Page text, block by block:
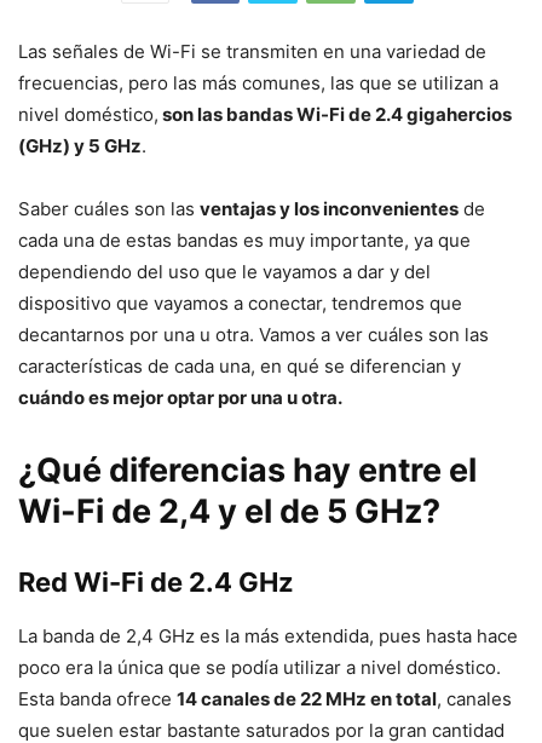
Las señales de Wi-Fi se transmiten en una variedad de
frecuencias, pero las más comunes, las que se utilizan a
nivel doméstico, son las bandas Wi-Fi de 2.4 gigahercios
(GHz) y 5 GHz.
Saber cuáles son las ventajas y los inconvenientes de
cada una de estas bandas es muy importante, ya que
dependiendo del uso que le vayamos a dar y del
dispositivo que vayamos a conectar, tendremos que
decantarnos por una u otra. Vamos a ver cuáles son las
características de cada una, en qué se diferencian y
cuándo es mejor optar por una u otra.
¿Qué diferencias hay entre el
Wi-Fi de 2,4 y el de 5 GHz?
Red Wi-Fi de 2.4 GHz
La banda de 2,4 GHz es la más extendida, pues hasta hace
poco era la única que se podía utilizar a nivel doméstico.
Esta banda ofrece 14 canales de 22 MHz en total, canales
que suelen estar bastante saturados por la gran cantidad